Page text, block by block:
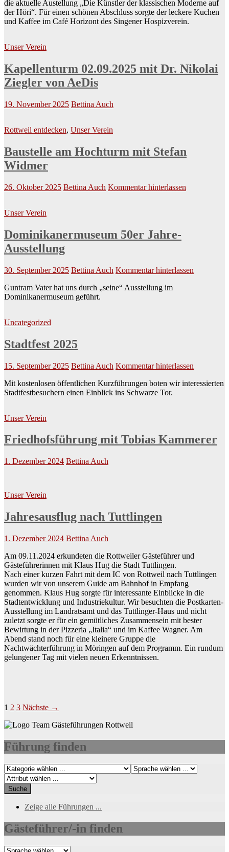
die aktuelle Austellung „Die Künstler der klassischen Moderne auf
der Höri“. Für einen schönen Abschluss sorgte der leckere Kuchen
und Kaffee im Café Horizont des Singener Hospizverein.
Unser Verein
Kapellenturm 02.09.2025 mit Dr. Nikolai
Ziegler von AeDis
19. November 2025 Bettina Auch
Rottweil entdecken, Unser Verein
Baustelle am Hochturm mit Stefan
Widmer
26. Oktober 2025 Bettina Auch Kommentar hinterlassen
Unser Verein
Dominikanermuseum 50er Jahre-
Ausstellung
30. September 2025 Bettina Auch Kommentar hinterlassen
Guntram Vater hat uns durch „seine“ Ausstellung im
Dominikanermuseum geführt.
Uncategorized
Stadtfest 2025
15. September 2025 Bettina Auch Kommentar hinterlassen
Mit kostenlosen öffentlichen Kurzführungen boten wir interessierten
Stadtfestbesuchern einen Einblick ins Schwarze Tor.
Unser Verein
Friedhofsführung mit Tobias Kammerer
1. Dezember 2024 Bettina Auch
Unser Verein
Jahresausflug nach Tuttlingen
1. Dezember 2024 Bettina Auch
Am 09.11.2024 erkundeten die Rottweiler Gästeführer und
Gästeführerinnen mit Klaus Hug die Stadt Tuttlingen.
Nach einer kurzen Fahrt mit dem IC von Rottweil nach Tuttlingen
wurden wir von unserem Guide am Bahnhof in Empfang
genommen. Klaus Hug sorgte für interessante Einblicke in die
Stadtentwicklung und Industriekultur. Wir besuchten die Postkarten-
Ausstellung im Landratsamt und das Tuttlinger-Haus und nicht
zuletzt sorgte er für ein gemütliches Zusammensein mit bester
Bewirtung in der Pizzeria „Italia“ und im Kaffee Wagner. Am
Abend stand noch für eine kleinere Gruppe die
Nachtwächterführung in Möringen auf dem Programm. Ein rundum
gelungener Tag mit vielen neuen Erkenntnissen.
Beitragsnavigation
1 2 3 Nächste →
Führung finden
Zeige alle Führungen ...
Gästeführer/-in finden